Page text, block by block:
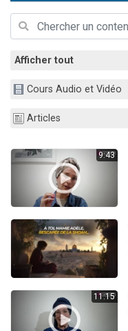
Afficher tout
Cours Audio et Vidéo
Articles
9:43
11:15